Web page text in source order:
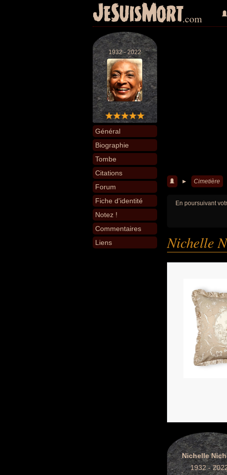
JeSuisMort.com
1932 - 2022
Général
Biographie
Tombe
Citations
Forum
Fiche d'identité
Notez !
Commentaires
Liens
► Cimetière
En poursuivant
Nichelle
Nichelle
1932 -